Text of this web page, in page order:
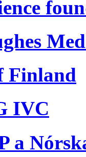
Finland
IVC
a